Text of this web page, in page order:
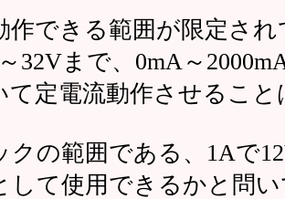
作できる範囲が限定さ
32Vまで、0mA～
て定電流動作させるこ
クの範囲である、1Aで
して使用できるかと問